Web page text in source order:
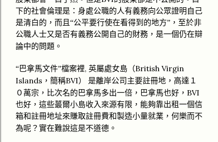
下的社會倫理是 ： 身處公職的人有義務向公眾證明自己
是清白的， 而且“公平要行使在看得到的地方” ， 至於非
公職人士又是否有義務公開自己的財務，是一個仍在辯
論中的問題。
“巴拿馬文件”檔案裡, 英屬處女島 （British Virgin
Islands ，簡稱BVI）
是離岸公司主要註冊地，高達１
０萬宗，比次名的巴拿馬多出一倍，巴拿馬也好， BVI
也好，這些蕞爾小島收入來源有限，能夠靠出租一個信
箱和註冊地址來賺取註冊費和製造小量就業， 何樂而不
為呢？ 實在難說這是不道德。